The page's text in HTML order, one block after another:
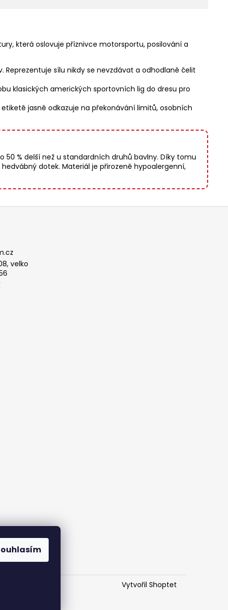
která oslovuje příznivce motorsportu, posilování a
sílu nikdy se nevzdávat a odhodlaně čelit
klasických amerických sportovních lig do dresu pro
jasně odkazuje na překonávání limitů, osobních
% delší než u standardních druhů bavlny. Díky tomu
dotek. Materiál je přirozeně hypoalergenní,
velko
Vytvořil Shoptet